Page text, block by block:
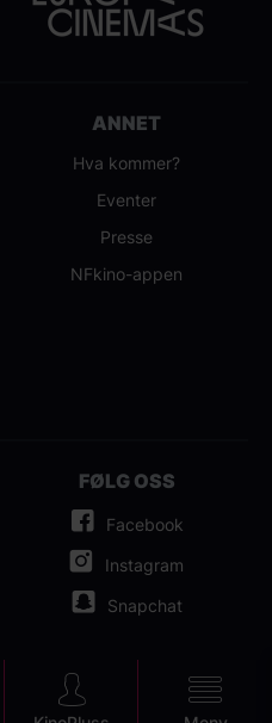
ANNET
Hva kommer?
Eventer
Presse
NFkino-appen
FØLG OSS
Facebook
Instagram
Snapchat